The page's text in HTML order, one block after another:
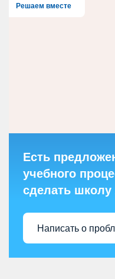
Решаем вместе
Есть
учебного
сделать
Написать о